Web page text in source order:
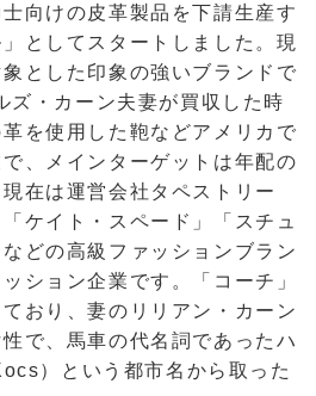
向けの皮革製品を下請生産す
としてスタートしました。現
とした印象の強いブランドで
ズ・カーン夫妻が買収した時
を使用した鞄などアメリカで
、メインターゲットは年配の
在は運営会社タペストリー
ケイト・スペード」「スチュ
どの高級ファッションブラン
ション企業です。「コーチ」
おり、妻のリリアン・カーン
で、馬車の代名詞であったハ
）という都市名から取った